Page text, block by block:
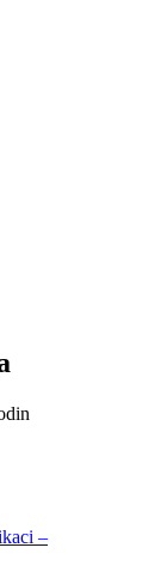
–